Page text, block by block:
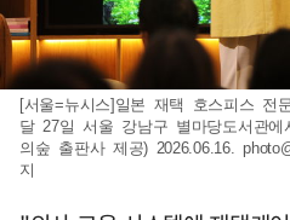
[서울=뉴시스]일본 재택 호스피스 전
달 27일 서울 강남구 별마당도서관
의숲 출판사 제공) 2026.06.16.
지